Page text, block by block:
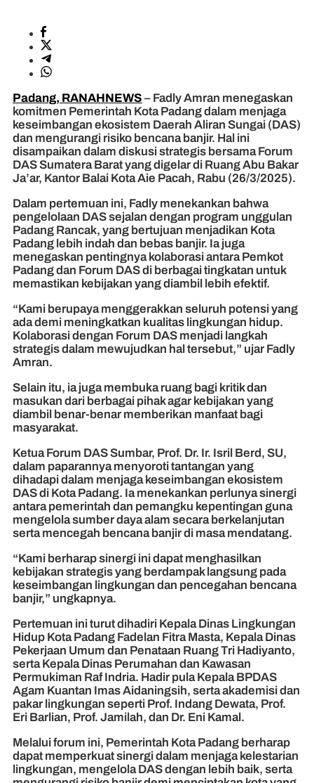
Padang, RANAHNEWS – Fadly Amran menegaskan
komitmen Pemerintah Kota Padang dalam menjaga
keseimbangan ekosistem Daerah Aliran Sungai (DAS)
dan mengurangi risiko bencana banjir. Hal ini
disampaikan dalam diskusi strategis bersama Forum
DAS Sumatera Barat yang digelar di Ruang Abu Bakar
Ja’ar, Kantor Balai Kota Aie Pacah, Rabu (26/3/2025).
Dalam pertemuan ini, Fadly menekankan bahwa
pengelolaan DAS sejalan dengan program unggulan
Padang Rancak, yang bertujuan menjadikan Kota
Padang lebih indah dan bebas banjir. Ia juga
menegaskan pentingnya kolaborasi antara Pemkot
Padang dan Forum DAS di berbagai tingkatan untuk
memastikan kebijakan yang diambil lebih efektif.
“Kami berupaya menggerakkan seluruh potensi yang
ada demi meningkatkan kualitas lingkungan hidup.
Kolaborasi dengan Forum DAS menjadi langkah
strategis dalam mewujudkan hal tersebut,” ujar Fadly
Amran.
Selain itu, ia juga membuka ruang bagi kritik dan
masukan dari berbagai pihak agar kebijakan yang
diambil benar-benar memberikan manfaat bagi
masyarakat.
Ketua Forum DAS Sumbar, Prof. Dr. Ir. Isril Berd, SU,
dalam paparannya menyoroti tantangan yang
dihadapi dalam menjaga keseimbangan ekosistem
DAS di Kota Padang. Ia menekankan perlunya sinergi
antara pemerintah dan pemangku kepentingan guna
mengelola sumber daya alam secara berkelanjutan
serta mencegah bencana banjir di masa mendatang.
“Kami berharap sinergi ini dapat menghasilkan
kebijakan strategis yang berdampak langsung pada
keseimbangan lingkungan dan pencegahan bencana
banjir,” ungkapnya.
Pertemuan ini turut dihadiri Kepala Dinas Lingkungan
Hidup Kota Padang Fadelan Fitra Masta, Kepala Dinas
Pekerjaan Umum dan Penataan Ruang Tri Hadiyanto,
serta Kepala Dinas Perumahan dan Kawasan
Permukiman Raf Indria. Hadir pula Kepala BPDAS
Agam Kuantan Imas Aidaningsih, serta akademisi dan
pakar lingkungan seperti Prof. Indang Dewata, Prof.
Eri Barlian, Prof. Jamilah, dan Dr. Eni Kamal.
Melalui forum ini, Pemerintah Kota Padang berharap
dapat memperkuat sinergi dalam menjaga kelestarian
lingkungan, mengelola DAS dengan lebih baik, serta